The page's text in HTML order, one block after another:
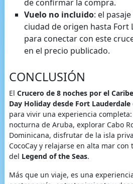
de confirmar la compra.
Vuelo no incluido: el
ciudad de origen hasta Fort
para conectar con este
en el precio publicado.
CONCLUSIÓN
El Crucero de 8 noches por el
Day Holiday desde Fort Lauderdale
para vivir una experiencia
nocturna de Aruba, explorar Cabo
Dominicana, disfrutar de la isla
CocoCay y relajarse en alta mar
del Legend of the Seas.
Más que un viaje, es una